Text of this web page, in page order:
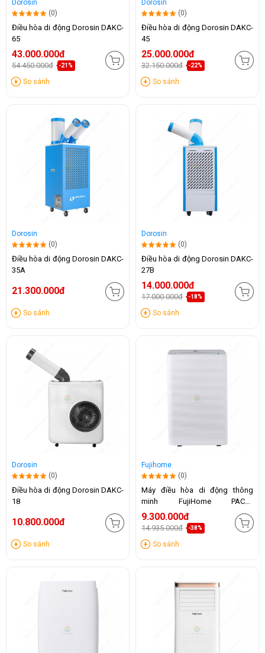
Dorosin
(0)
Điều hòa di động Dorosin DAKC-
65
43.000.000đ
54.450.000đ -21%
So sánh
Dorosin
(0)
Điều hòa di động Dorosin DAKC-
45
25.000.000đ
32.150.000đ -22%
So sánh
Dorosin
(0)
Điều hòa di động Dorosin DAKC-
35A
21.300.000đ
So sánh
Dorosin
(0)
Điều hòa di động Dorosin DAKC-
27B
14.000.000đ
17.000.000đ -18%
So sánh
Dorosin
(0)
Điều hòa di động Dorosin DAKC-
18
10.800.000đ
So sánh
Fujihome
(0)
Máy điều hòa di động thông
minh FujiHome PAC14
(14.000BTU)
9.300.000đ
14.935.000đ -38%
So sánh